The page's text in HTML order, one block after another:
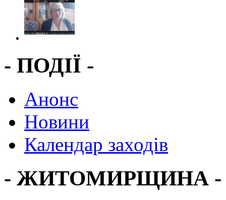
- ПОДІЇ -
Анонс
Новини
Календар заходів
- ЖИТОМИРЩИНА -